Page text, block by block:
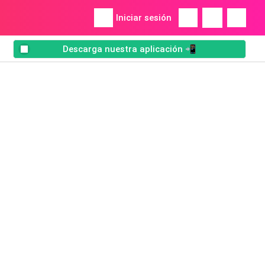
Iniciar sesión
Descarga nuestra aplicación 📲